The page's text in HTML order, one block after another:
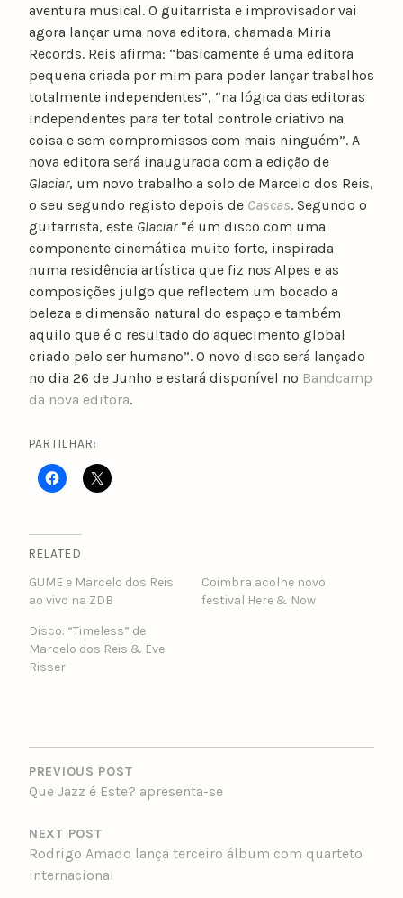
aventura musical. O guitarrista e improvisador vai
agora lançar uma nova editora, chamada Miria
Records. Reis afirma: “basicamente é uma editora
pequena criada por mim para poder lançar trabalhos
totalmente independentes”, “na lógica das editoras
independentes para ter total controle criativo na
coisa e sem compromissos com mais ninguém”. A
nova editora será inaugurada com a edição de
Glaciar, um novo trabalho a solo de Marcelo dos Reis,
o seu segundo registo depois de Cascas. Segundo o
guitarrista, este Glaciar“é um disco com uma
componente cinemática muito forte, inspirada
numa residência artística que fiz nos Alpes e as
composições julgo que reflectem um bocado a
beleza e dimensão natural do espaço e também
aquilo que é o resultado do aquecimento global
criado pelo ser humano”. O novo disco será lançado
no dia 26 de Junho e estará disponível no Bandcamp
da nova editora.
PARTILHAR:
RELATED
GUME e Marcelo dos Reis
ao vivo na ZDB
Coimbra acolhe novo
festival Here & Now
Disco: “Timeless” de
Marcelo dos Reis & Eve
Risser
POST
NAVIGATION
PREVIOUS POST
Que Jazz é Este? apresenta-se
NEXT POST
Rodrigo Amado lança terceiro álbum com quarteto
internacional